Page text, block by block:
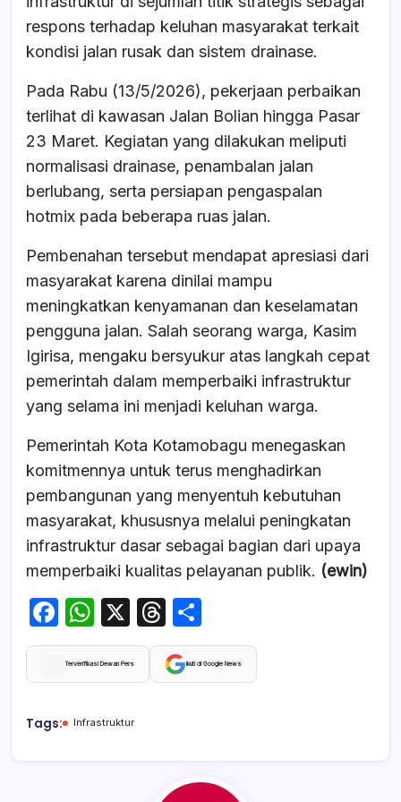
b
o
o
k
A
p
d
s
respons terhadap keluhan masyarakat terkait
kondisi jalan rusak dan sistem drainase.
Pada Rabu (13/5/2026), pekerjaan perbaikan
terlihat di kawasan Jalan Bolian hingga Pasar
23 Maret. Kegiatan yang dilakukan meliputi
normalisasi drainase, penambalan jalan
berlubang, serta persiapan pengaspalan
hotmix pada beberapa ruas jalan.
Pembenahan tersebut mendapat apresiasi dari
masyarakat karena dinilai mampu
meningkatkan kenyamanan dan keselamatan
pengguna jalan. Salah seorang warga, Kasim
Igirisa, mengaku bersyukur atas langkah cepat
pemerintah dalam memperbaiki infrastruktur
yang selama ini menjadi keluhan warga.
Pemerintah Kota Kotamobagu menegaskan
komitmennya untuk terus menghadirkan
pembangunan yang menyentuh kebutuhan
masyarakat, khususnya melalui peningkatan
infrastruktur dasar sebagai bagian dari upaya
memperbaiki kualitas pelayanan publik. (ewin)
F
a
c
b
W
h
at
A
X
T
hr
e
h
ar
Terverifikasi Dewan Pers Ikuti di Google News
Tags: Infrastruktur